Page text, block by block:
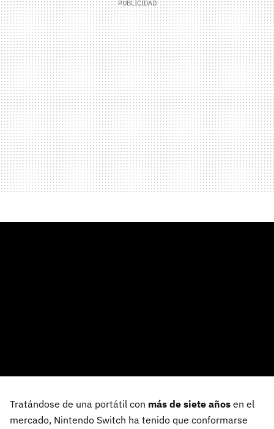
Tratándose de una portátil con más de siete años en el
mercado, Nintendo Switch ha tenido que conformarse